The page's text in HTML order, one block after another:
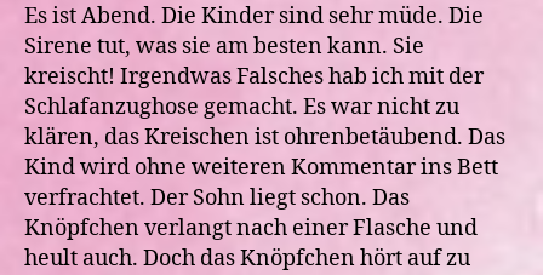
Es ist Abend. Die Kinder sind sehr müde. Die
Sirene tut, was sie am besten kann. Sie
kreischt! Irgendwas Falsches hab ich mit der
Schlafanzughose gemacht. Es war nicht zu
klären, das Kreischen ist ohrenbetäubend. Das
Kind wird ohne weiteren Kommentar ins Bett
verfrachtet. Der Sohn liegt schon. Das
Knöpfchen verlangt nach einer Flasche und
heult auch. Doch das Knöpfchen hört auf zu